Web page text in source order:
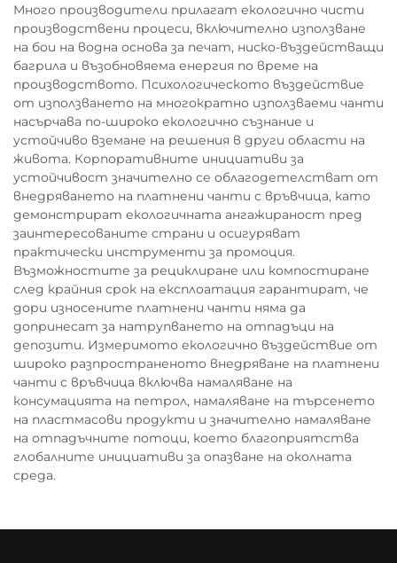
Много производители прилагат екологично чисти
производствени процеси, включително използване
на бои на водна основа за печат, ниско-въздействащи
багрила и възобновяема енергия по време на
производството. Психологическото въздействие
от използването на многократно използваеми чанти
насърчава по-широко екологично съзнание и
устойчиво вземане на решения в други области на
живота. Корпоративните инициативи за
устойчивост значително се облагодетелстват от
внедряването на платнени чанти с връвчица, като
демонстрират екологичната ангажираност пред
заинтересованите страни и осигуряват
практически инструменти за промоция.
Възможностите за рециклиране или компостиране
след крайния срок на експлоатация гарантират, че
дори износените платнени чанти няма да
допринесат за натрупването на отпадъци на
депозити. Измеримото екологично въздействие от
широко разпространеното внедряване на платнени
чанти с връвчица включва намаляване на
консумацията на петрол, намаляване на търсенето
на пластмасови продукти и значително намаляване
на отпадъчните потоци, което благоприятства
глобалните инициативи за опазване на околната
среда.